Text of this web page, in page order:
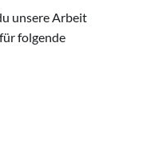
unsere Arbeit
folgende